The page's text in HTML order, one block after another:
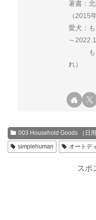
著書：
（2015
愛犬：
～
もん
れ）
003 Household Goods （日用
simplehuman
オートデ
スポ